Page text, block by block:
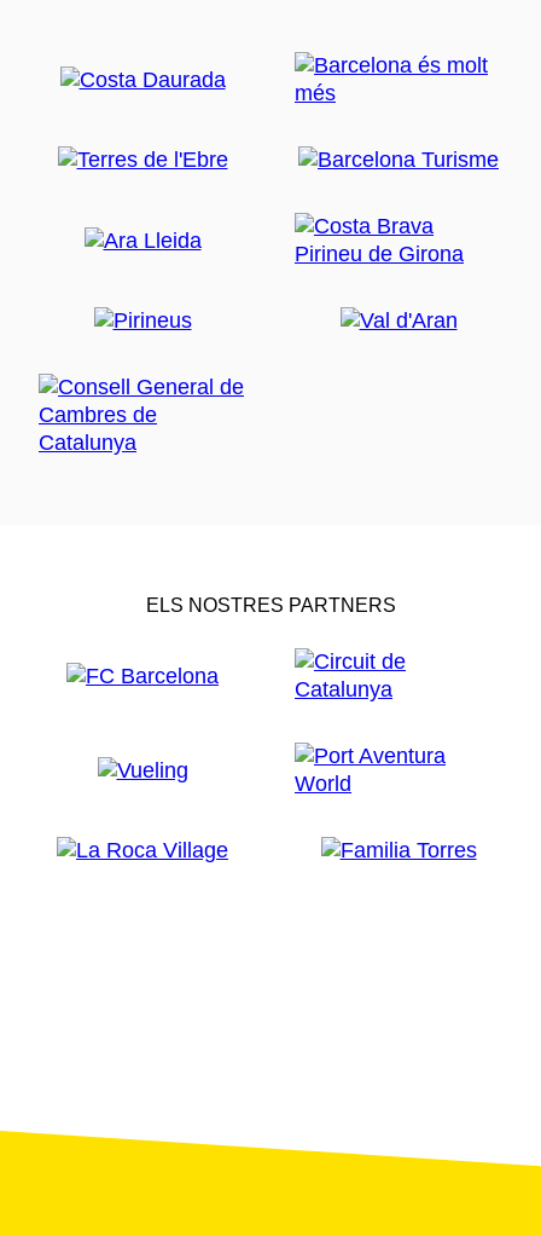
ELS NOSTRES PARTNERS